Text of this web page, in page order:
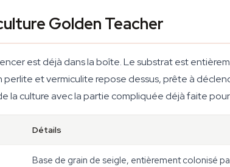
Golden Teacher
est déjà dans la boîte. Le substrat est
et vermiculite repose dessus, prête à
la culture avec la partie compliquée déjà faite
Détails
Base de grain de seigle, entièrement colonisé